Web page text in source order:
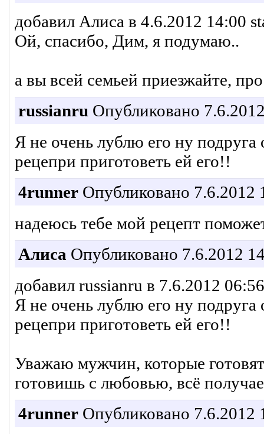
добавил Алиса в 4.6.2012 14:00
Ой, спасибо, Дим, я подумаю..
а вы всей семьей приезжайте,
russianru Опубликовано
Я не очень лублю его ну
рецепри приготоветь ей его!!
4runnerОпубликовано 7.6.2012
надеюсь тебе мой рецепт
Алиса Опубликовано 7.6.2012
добавил russianru в 7.6.2012
Я не очень лублю его ну
рецепри приготоветь ей его!!
Уважаю мужчин, которые
готовишь с любовью, всё
4runnerОпубликовано 7.6.2012